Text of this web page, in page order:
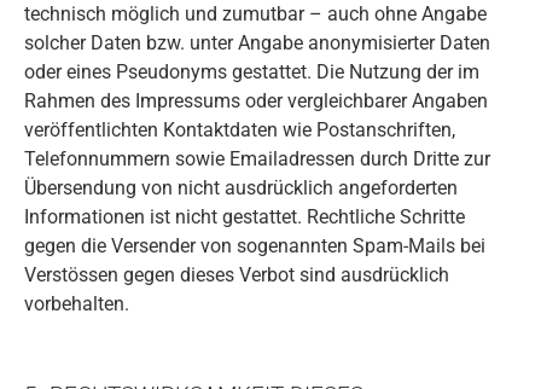
technisch möglich und zumutbar – auch ohne Angabe
solcher Daten bzw. unter Angabe anonymisierter Daten
oder eines Pseudonyms gestattet. Die Nutzung der im
Rahmen des Impressums oder vergleichbarer Angaben
veröffentlichten Kontaktdaten wie Postanschriften,
Telefonnummern sowie Emailadressen durch Dritte zur
Übersendung von nicht ausdrücklich angeforderten
Informationen ist nicht gestattet. Rechtliche Schritte
gegen die Versender von sogenannten Spam-Mails bei
Verstössen gegen dieses Verbot sind ausdrücklich
vorbehalten.